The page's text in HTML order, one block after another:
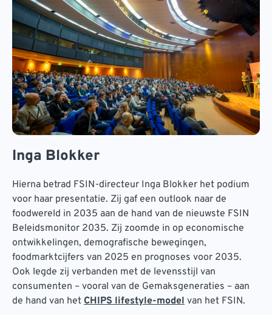
Inga Blokker
Hierna betrad FSIN-directeur Inga Blokker het podium
voor haar presentatie. Zij gaf een outlook naar de
foodwereld in 2035 aan de hand van de nieuwste FSIN
Beleidsmonitor 2035. Zij zoomde in op economische
ontwikkelingen, demografische bewegingen,
foodmarktcijfers van 2025 en prognoses voor 2035.
Ook legde zij verbanden met de levensstijl van
consumenten – vooral van de Gemaksgeneraties – aan
de hand van het CHIPS lifestyle-model van het FSIN.